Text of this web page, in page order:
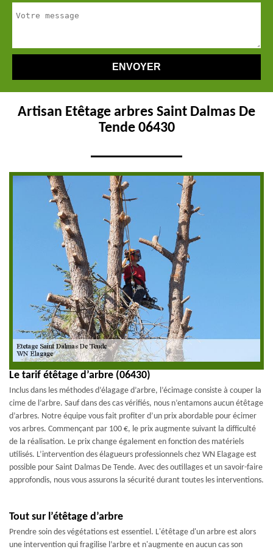
Artisan Etêtage arbres Saint Dalmas De
Tende 06430
Le tarif étêtage d’arbre (06430)
Inclus dans les méthodes d’élagage d’arbre, l’écimage consiste à couper la
cime de l’arbre. Sauf dans des cas vérifiés, nous n’entamons aucun étêtage
d’arbres. Notre équipe vous fait profiter d’un prix abordable pour écimer
vos arbres. Commençant par 100 €, le prix augmente suivant la difficulté
de la réalisation. Le prix change également en fonction des matériels
utilisés. L’intervention des élagueurs professionnels chez WN Elagage est
possible pour Saint Dalmas De Tende. Avec des outillages et un savoir-faire
approfondis, nous vous assurons la sécurité durant toutes les interventions.
Tout sur l’étêtage d’arbre
Prendre soin des végétations est essentiel. L'étêtage d'un arbre est alors
une intervention qui fragilise l’arbre et n'augmente en aucun cas son